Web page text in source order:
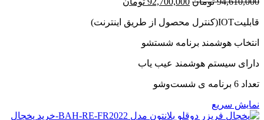
94,610,000 تومان 92,700,000 تومان.
قابلیتIOT(کنترل محصول از طریق اینترنت)
انتخاب هوشمند برنامه شستشو
دارای سیستم هوشمند عیب یاب
تعداد 6 برنامه ی شست‌وشو
نمایش سریع